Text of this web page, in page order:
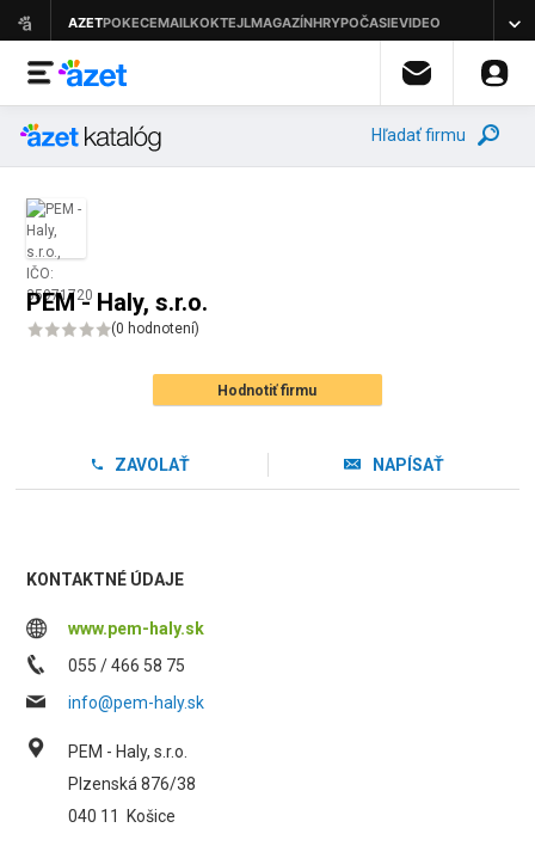
Hľadať firmu
PEM - Haly, s.r.o.
(0 hodnotení)
Hodnotiť firmu
ZAVOLAŤ NAPÍSAŤ
KONTAKTNÉ ÚDAJE
www.pem-haly.sk
055 / 466 58 75
info@pem-haly.sk
PEM - Haly, s.r.o.
Plzenská 876/38
040 11
Košice